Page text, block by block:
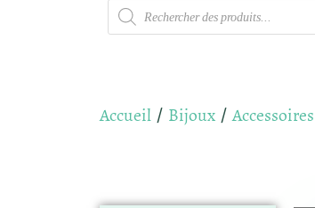
Accueil / Bijoux /Accessoires